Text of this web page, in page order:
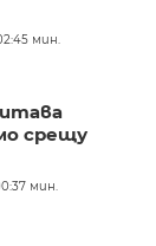
мин.
срещу
мин.